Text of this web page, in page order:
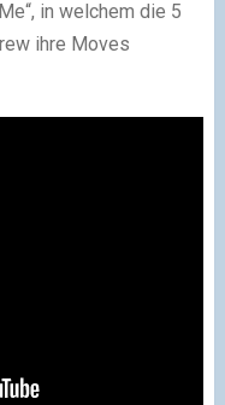
in welchem die 5
ihre Moves